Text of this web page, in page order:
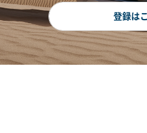
登録は